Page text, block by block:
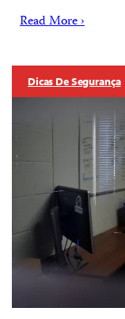
Read More ›
Dicas De Segurança